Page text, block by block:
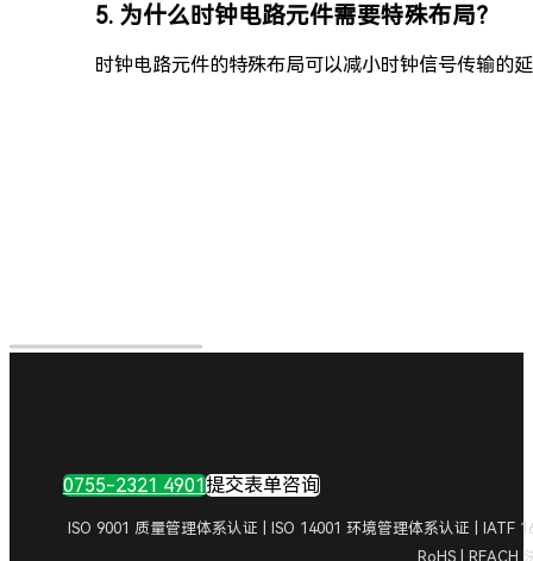
5. 为什么时钟电路元件需要特殊布局？
时钟电路元件的特殊布局可以减小时钟信号传输的
0755-2321 4901提交表单咨询
ISO 9001 质量管理体系认证 | ISO 14001 环境管理体系认证 | IATF
RoHS | REACH